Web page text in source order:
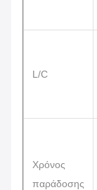
L/C
Χρόνος
παράδοσης